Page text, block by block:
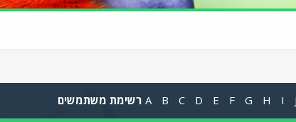
A B C D E F G H I J רשימת משתמשים